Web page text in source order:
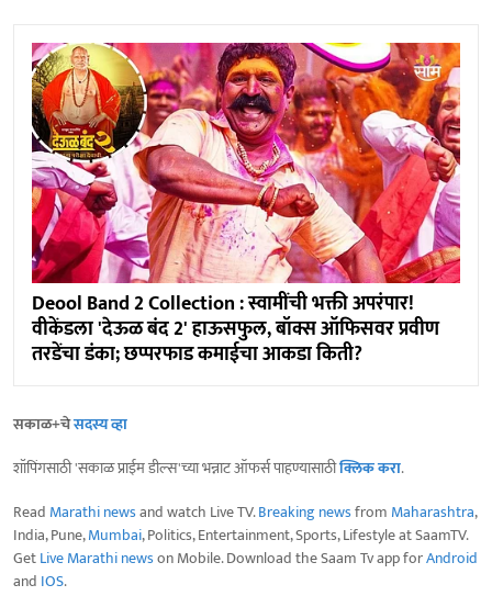
Deool Band 2 Collection : स्वामींची भक्ती अपरंपार!
वीकेंडला 'देऊळ बंद 2' हाऊसफुल, बॉक्स ऑफिसवर प्रवीण
तरडेंचा डंका; छप्परफाड कमाईचा आकडा किती?
सकाळ+चेसदस्य व्हा
शॉपिंगसाठी 'सकाळ प्राईम डील्स'च्या भन्नाट ऑफर्स पाहण्यासाठीक्लिक करा.
Read Marathi newsand watch Live TV.Breaking newsfrom Maharashtra,
India, Pune,Mumbai, Politics, Entertainment, Sports, Lifestyle at SaamTV.
GetLive Marathi newson Mobile. Download the Saam Tv app forAndroid
and IOS.